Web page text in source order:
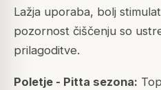
Lažja uporaba, bolj
pozornost čiščenju so
prilagoditve.
Poletje - Pitta sezona: